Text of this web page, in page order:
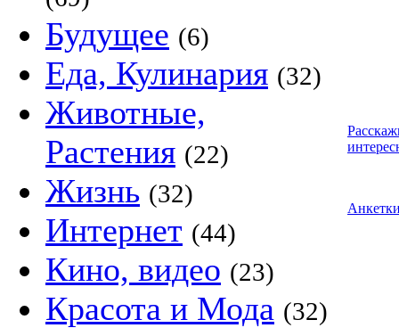
Будущее (6)
Еда, Кулинария (32)
Животные,
Растения (22)
Жизнь (32)
Интернет (44)
Кино, видео (23)
Красота и Мода (32)